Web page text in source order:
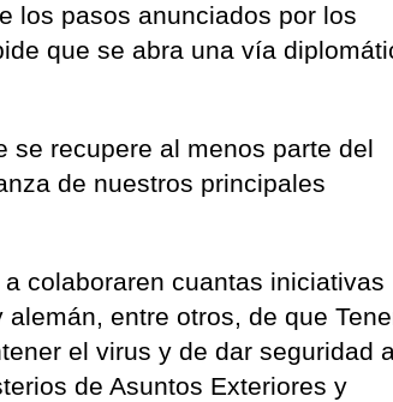
los pasos anunciados por los
que se abra una vía
se recupere al menos parte del
de nuestros principales
colaboraren cuantas iniciativas
entre otros, de que
el virus y de dar seguridad
de Asuntos Exteriores y